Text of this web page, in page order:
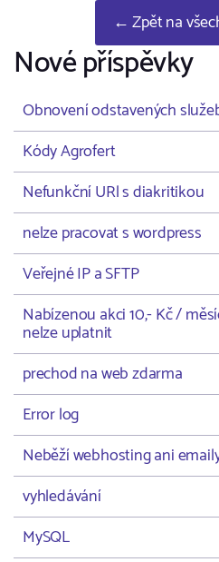
← Zpět na
Nové příspěvky
Obnovení odstavených
Kódy Agrofert
Nefunkční URl s diakritikou
nelze pracovat s wordpress
Veřejné IP a SFTP
Nabízenou akci 10,- Kč /
nelze uplatnit
prechod na web zdarma
Error log
Neběží webhosting ani
vyhledávání
MySQL